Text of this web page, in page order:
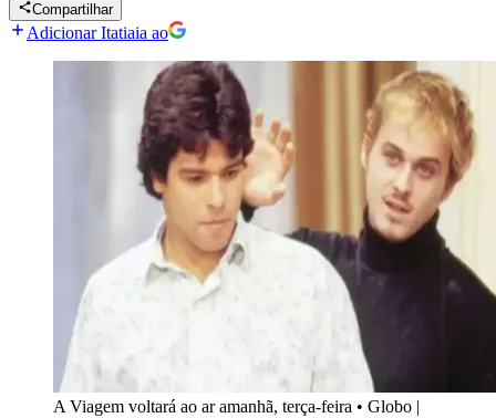
Compartilhar
Adicionar Itatiaia ao
A Viagem voltará ao ar amanhã, terça-feira • Globo |